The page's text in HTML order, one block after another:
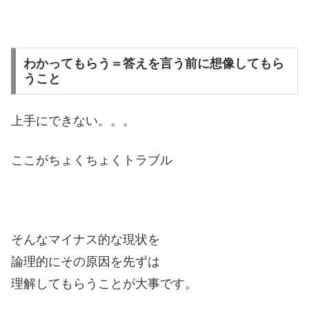
わかってもらう＝答えを言う前に想像してもら
うこと
上手にできない。。。
ここがちょくちょくトラブル
そんなマイナス的な現状を
論理的にその原因を先ずは
理解してもらうことが大事です。